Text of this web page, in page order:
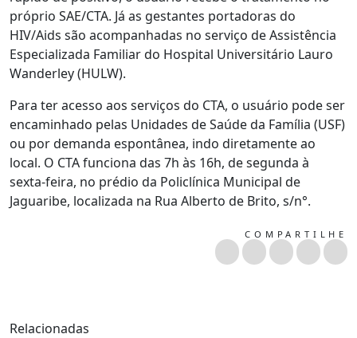
próprio SAE/CTA. Já as gestantes portadoras do
HIV/Aids são acompanhadas no serviço de Assistência
Especializada Familiar do Hospital Universitário Lauro
Wanderley (HULW).
Para ter acesso aos serviços do CTA, o usuário pode ser
encaminhado pelas Unidades de Saúde da Família (USF)
ou por demanda espontânea, indo diretamente ao
local. O CTA funciona das 7h às 16h, de segunda à
sexta-feira, no prédio da Policlínica Municipal de
Jaguaribe, localizada na Rua Alberto de Brito, s/n°.
COMPARTILHE
Relacionadas